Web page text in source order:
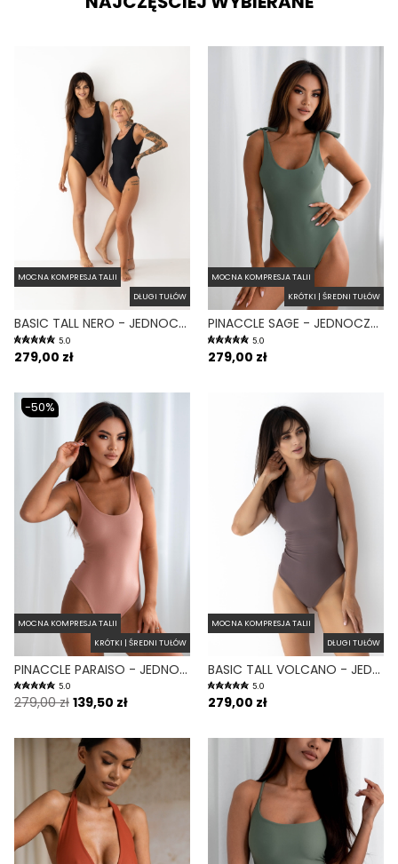
MOCNA KOMPRESJA TALII
DŁUGI TUŁÓW
BASIC TALL NERO - JEDNOCZĘŚCIOWY STRÓJ KĄPIELOWY DLA WYSOKICH MODELUJĄCY CZARNY
5.0
279,00 zł
MOCNA KOMPRESJA TALII
KRÓTKI | ŚREDNI TUŁÓW
PINACCLE SAGE - JEDNOCZĘŚCIOWY STRÓJ KĄPIELOWY MODELUJĄCY WIĄZANY ZIELONY
5.0
279,00 zł
MOCNA KOMPRESJA TALII
KRÓTKI | ŚREDNI TUŁÓW
-50%
PINACCLE PARAISO - JEDNOCZĘŚCIOWY STRÓJ KĄPIELOWY MODELUJĄCY WIĄZANY BRUDNY RÓŻ
5.0
279,00 zł 139,50 zł
MOCNA KOMPRESJA TALII
DŁUGI TUŁÓW
BASIC TALL VOLCANO - JEDNOCZĘŚCIOWY STRÓJ KĄPIELOWY DLA WYSOKICH MODELUJĄCY FIOLETOWY
5.0
279,00 zł